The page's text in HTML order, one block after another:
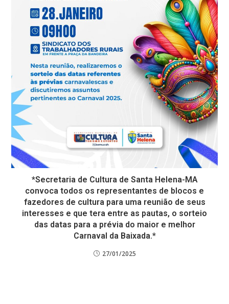
*Secretaria de Cultura de Santa Helena-MA
convoca todos os representantes de blocos e
fazedores de cultura para uma reunião de seus
interesses e que tera entre as pautas, o sorteio
das datas para a prévia do maior e melhor
Carnaval da Baixada.*
27/01/2025